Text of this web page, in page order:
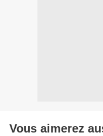
Vous aimerez